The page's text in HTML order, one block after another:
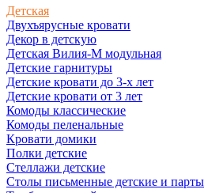
Детская
Двухъярусные кровати
Декор в детскую
Детская Вилия-М модульная
Детские гарнитуры
Детские кровати до 3-х лет
Детские кровати от 3 лет
Комоды классические
Комоды пеленальные
Кровати домики
Полки детские
Стеллажи детские
Столы письменные детские и парты